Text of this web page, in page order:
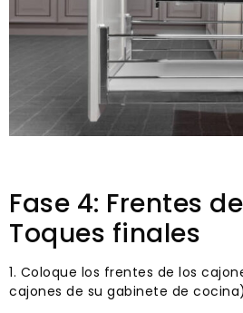
Fase 4: Frentes
Toques finales
1. Coloque los frentes de los
cajones de su gabinete de